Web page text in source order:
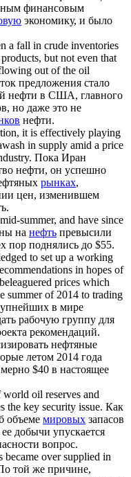
финансовым
экономику, и было
a fall in crude inventories
but not even that
out of the oil
предложения стало
нефти в США, главного
но даже это не
нефти.
it is effectively playing
in supply amid a price
Пока Иран
нефти, он успешно
рынках,
цен, изменившем
summer, and have since
на нефть превысили
пор поднялись до $55.
to set up a working
in hopes of
prices which
summer of 2014 to trading
в мире
рабочую группу для
рекомендаций.
нефтяные
летом 2014 года
$40 в настоящее
world oil reserves and
the key security issue. Как
объеме мировых запасов
добычи упускается
вопрос.
became over supplied in
той же причине,